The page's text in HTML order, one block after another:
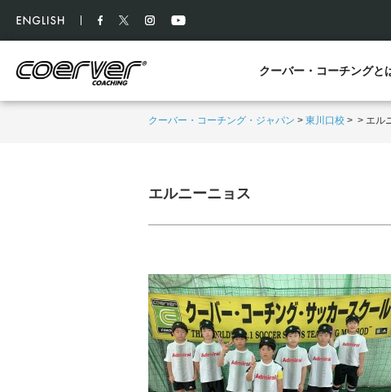
クーバー・コーチングと
クーバー・コーチング・ジャパン > 東川口校 > > エル
エルニーニョス